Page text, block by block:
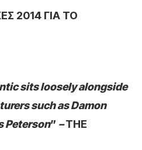
2014 ΓΙΑ ΤΟ
sits loosely alongside
such as Damon
Peterson” –THE